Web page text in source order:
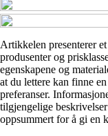
Artikkelen presenterer
produsenter og
egenskapene og
at du lettere kan finne
preferanser.
tilgjengelige
oppsummert for å gi en